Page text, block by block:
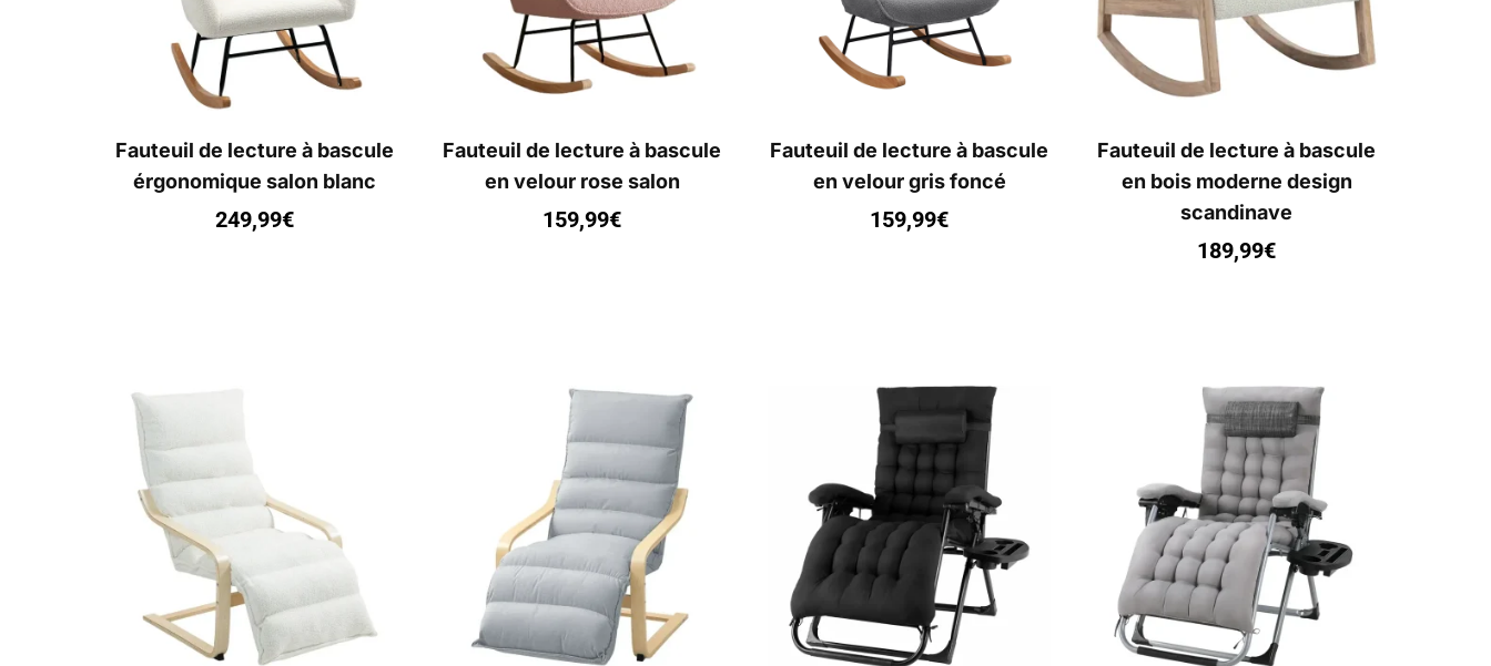
Fauteuil de lecture à bascule
érgonomique salon blanc
249,99€
Fauteuil de lecture à bascule
en velour rose salon
159,99€
Fauteuil de lecture à bascule
en velour gris foncé
159,99€
Fauteuil de lecture à bascule
en bois moderne design
scandinave
189,99€